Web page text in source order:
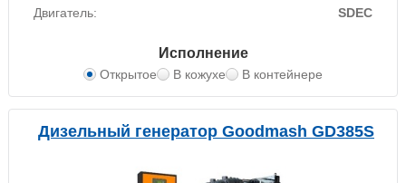
Двигатель:
SDEC
Исполнение
Открытое В кожухе В контейнере
Дизельный генератор Goodmash GD385S